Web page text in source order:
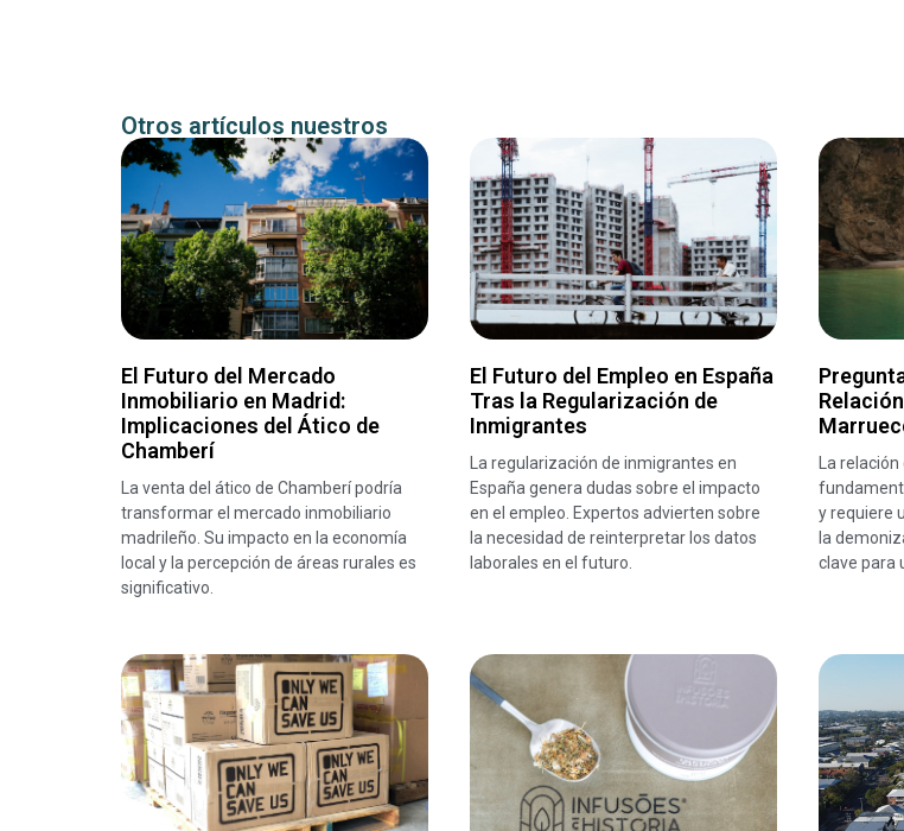
Otros artículos nuestros
El Futuro del Mercado
Inmobiliario en Madrid:
Implicaciones del Ático de
Chamberí
La venta del ático de Chamberí podría
transformar el mercado inmobiliario
madrileño. Su impacto en la economía
local y la percepción de áreas rurales es
significativo.
El Futuro del Empleo en España
Tras la Regularización de
Inmigrantes
La regularización de inmigrantes en
España genera dudas sobre el impacto
en el empleo. Expertos advierten sobre
la necesidad de reinterpretar los datos
laborales en el futuro.
La
y requiere
la
clave para